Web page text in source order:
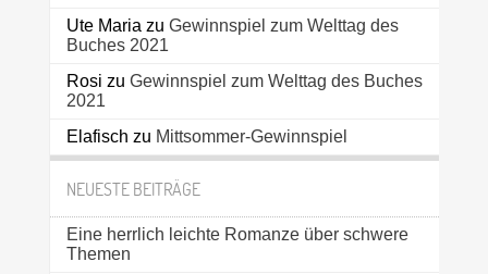
Ute Maria zu Gewinnspiel zum Welttag des
Buches 2021
Rosi zu Gewinnspiel zum Welttag des Buches
2021
Elafisch zu Mittsommer-Gewinnspiel
NEUESTE BEITRÄGE
Eine herrlich leichte Romanze über schwere
Themen